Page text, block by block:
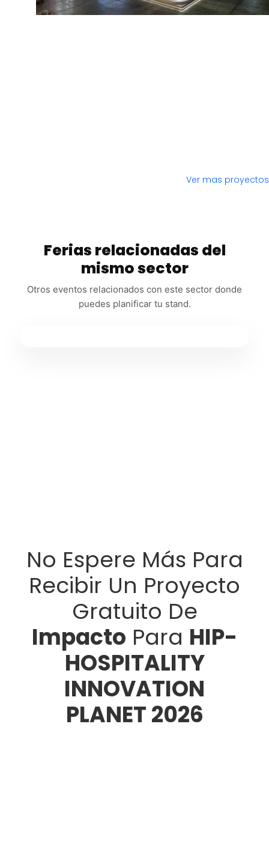
Ver mas proyectos
Ferias relacionadas del
mismo sector
Otros eventos relacionados con este sector donde
puedes planificar tu stand.
No Espere Más Para
Recibir Un Proyecto
Gratuito De
Impacto Para HIP-
HOSPITALITY
INNOVATION
PLANET 2026